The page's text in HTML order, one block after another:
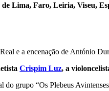
Lima, Faro, Leiria, Viseu,
e a encenação de António
Crispim Luz, a
grupo “Os Plebeus